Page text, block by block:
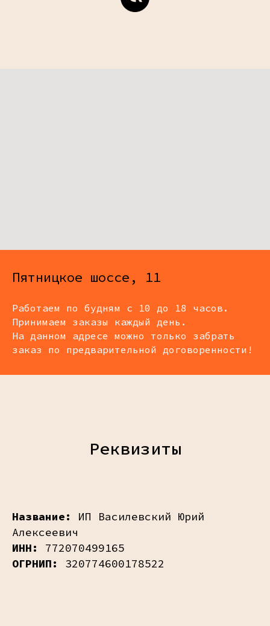
Пятницкое шоссе, 11
Работаем по будням с 10 до 18 часов.
Принимаем заказы каждый день.
На данном адресе можно только забрать
заказ по предварительной договоренности!
Реквизиты
Название:
ИП Василевский Юрий
Алексеевич
ИНН:
772070499165
ОГРНИП:
320774600178522